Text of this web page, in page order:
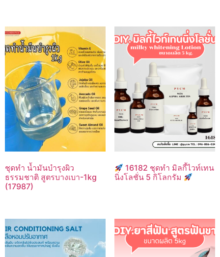
ชุดทำ น้ำมันบำรุงผิว
ธรรมชาติ สูตรบางเบา-1kg
(17987)
16182 ชุดทำ มิลกี้ไวท์เทน
นิ่งโลชั่น 5 กิโลกรัม